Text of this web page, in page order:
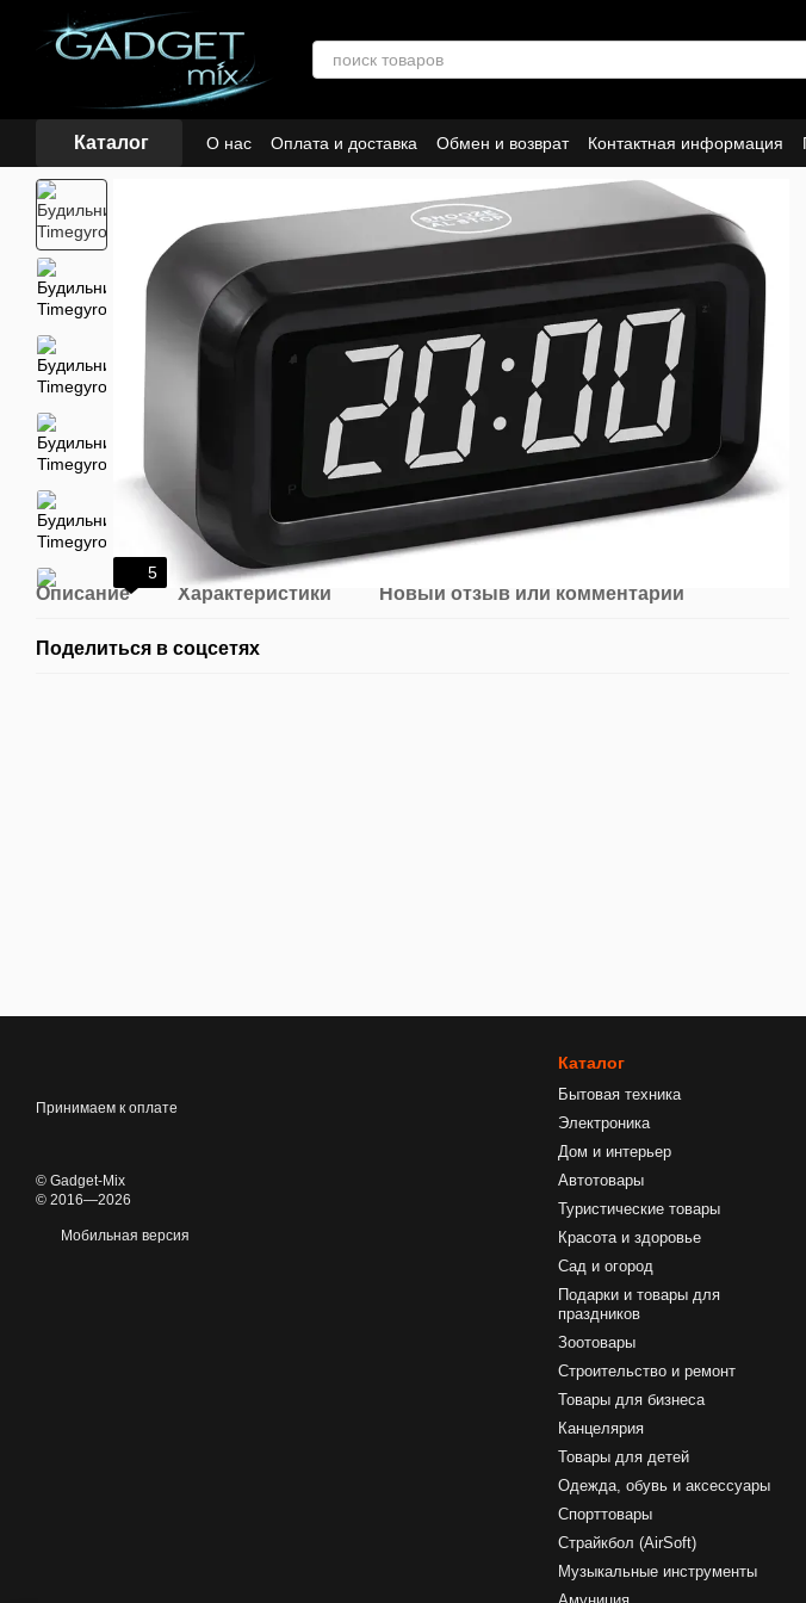
Перейти к основному контенту
Каталог О нас Оплата и доставка Обмен и возврат Контактная информация
Кредиты и рассрочка
5
Описание Характеристики Новый отзыв или комментарий
Поделиться в соцсетях
Принимаем к оплате
© Gadget-Mix
© 2016—2026
Мобильная версия
Каталог
Бытовая техника
Электроника
Дом и интерьер
Автотовары
Туристические товары
Красота и здоровье
Сад и огород
Подарки и товары для
праздников
Зоотовары
Строительство и ремонт
Товары для бизнеса
Канцелярия
Товары для детей
Одежда, обувь и аксессуары
Спорттовары
Страйкбол (AirSoft)
Музыкальные инструменты